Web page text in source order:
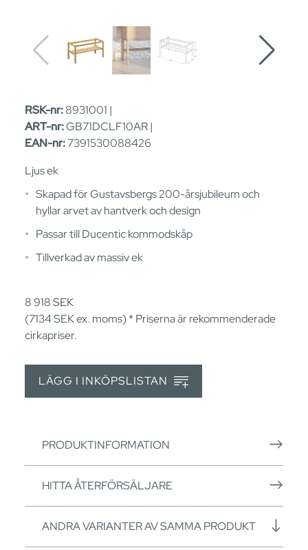
RSK-nr:8931001 |
ART-nr:GB71DCLF10AR |
EAN-nr:7391530088426
Ljus ek
Skapad för Gustavsbergs 200-årsjubileum och
hyllar arvet av hantverk och design
Passar till Ducentic kommodskåp
Tillverkad av massiv ek
8 918SEK
(7134SEKex. moms) * Priserna är rekommenderade
cirkapriser.
LÄGG I INKÖPSLISTAN
PRODUKTINFORMATION
HITTA ÅTERFÖRSÄLJARE
ANDRA VARIANTER AV SAMMA PRODUKT